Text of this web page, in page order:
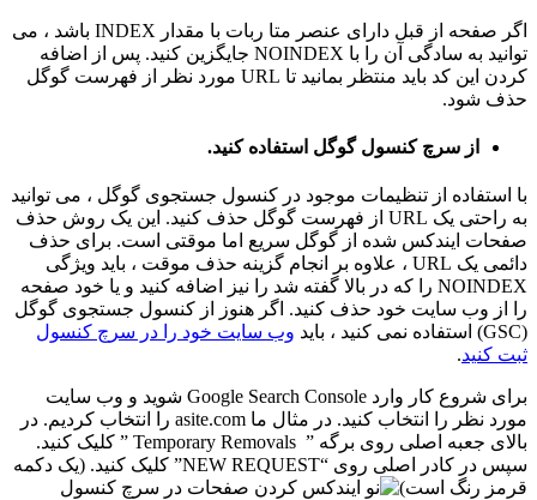
اگر صفحه از قبل دارای عنصر متا ربات با مقدار INDEX باشد ، می
توانید به سادگی آن را با NOINDEX جایگزین کنید. پس از اضافه
کردن این کد باید منتظر بمانید تا URL مورد نظر از فهرست گوگل
حذف شود.
از سرچ کنسول گوگل استفاده کنید.
با استفاده از تنظیمات موجود در کنسول جستجوی گوگل ، می توانید
به راحتی یک URL از فهرست گوگل حذف کنید. این یک روش حذف
صفحات ایندکس شده از گوگل سریع اما موقتی است. برای حذف
دائمی یک URL ، علاوه بر انجام گزینه حذف موقت ، باید ویژگی
NOINDEX را که در بالا گفته شد را نیز اضافه کنید و یا خود صفحه
را از وب سایت خود حذف کنید. اگر هنوز از کنسول جستجوی گوگل
(GSC) استفاده نمی کنید ، باید
وب سایت خود را در سرچ کنسول
ثبت کنید.
برای شروع کار وارد Google Search Console شوید و وب سایت
مورد نظر را انتخاب کنید. در مثال ما asite.com را انتخاب کردیم. در
بالای جعبه اصلی روی برگه ” Temporary Removals ” کلیک کنید.
سپس در کادر اصلی روی “NEW REQUEST” کلیک کنید. (یک دکمه
قرمز رنگ است)